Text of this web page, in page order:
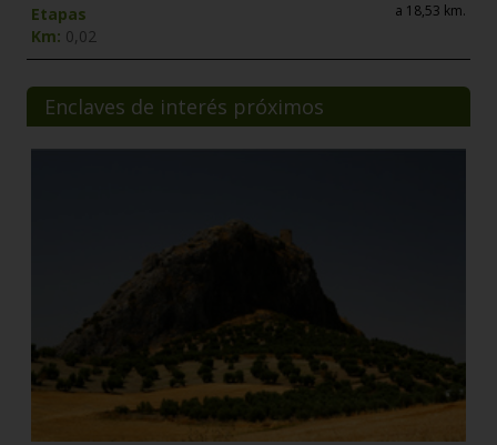
Etapas
Km: 0,02
a 18,53 km.
Enclaves de interés próximos